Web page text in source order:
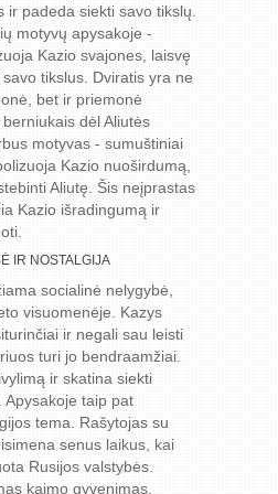
ir padeda siekti savo tikslų.
motyvų apysakoje -
Kazio svajones, laisvę
tikslus. Dviratis yra ne
bet ir priemonė
dėl Aliutės
motyvas - sumuštiniai
Kazio nuoširdumą,
Aliutę. Šis neįprastas
Kazio išradingumą ir
IR NOSTALGIJA
socialinė nelygybė,
visuomenėje. Kazys
ir negali sau leisti
turi jo bendraamžiai.
ir skatina siekti
taip pat
tema. Rašytojas su
senus laikus, kai
Rusijos valstybės.
kaimo gyvenimas,